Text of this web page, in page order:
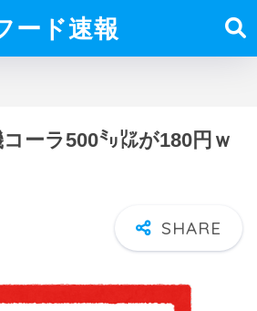
ード速報
コーラ500㍉㍑が180円ｗ